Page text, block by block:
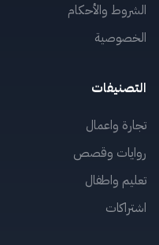
الشروط والأحكام
الخصوصية
التصنيفات
تجارة واعمال
روايات وقصص
تعليم واطفال
اشتراكات